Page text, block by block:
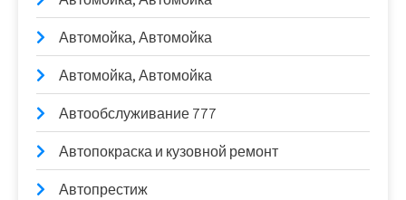
Автомойка, Автомойка
Автомойка, Автомойка
Автообслуживание 777
Автопокраска и кузовной ремонт
Автопрестиж